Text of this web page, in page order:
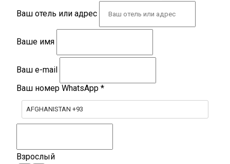
Ваш отель или адрес
Ваше имя
Ваш e-mail
Ваш номер WhatsApp *
AFGHANISTAN +93
Взрослый